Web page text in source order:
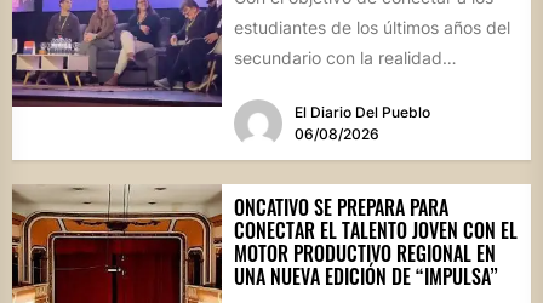
estudiantes de los últimos años del
secundario con la realidad
El Diario Del Pueblo
06/08/2026
ONCATIVO SE PREPARA PARA
CONECTAR EL TALENTO JOVEN CON EL
MOTOR PRODUCTIVO REGIONAL EN
UNA NUEVA EDICIÓN DE “IMPULSA”